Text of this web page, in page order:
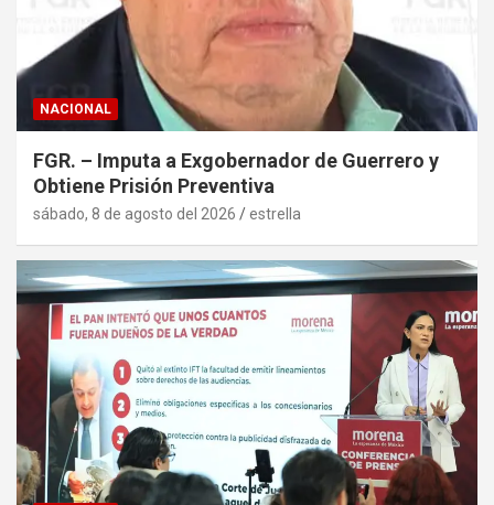
NACIONAL
FGR. – Imputa a Exgobernador de Guerrero y
Obtiene Prisión Preventiva
sábado, 8 de agosto del 2026 estrella